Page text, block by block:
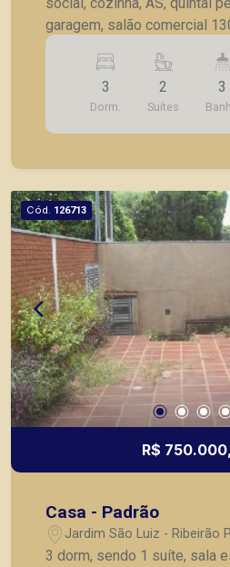
social, cozinha, AS, quintal
garagem, salão comercial
3
Dorm.
2
Suítes
3
Cód. 126713
R$
Casa - Padrão
Jardim São Luiz - Ribeirão
3 dorm, sendo 1 suíte, sala